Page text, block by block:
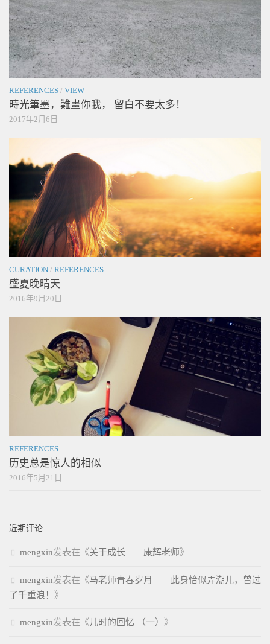
REFERENCES / VIEW
時光筆墨，難畫你我， 留白不要太多！
2017年2月6日
CURATION / REFERENCES
盛夏晚晴天
2016年9月20日
REFERENCES
历史总是惊人的相似
2016年5月21日
近期评论
mengxin发表在《关于成长——康辉老师》
mengxin发表在《马老师青春岁月——此身恰似弄潮儿，曾过
了千重浪！ 》
mengxin发表在《 儿时的回忆 （一） 》